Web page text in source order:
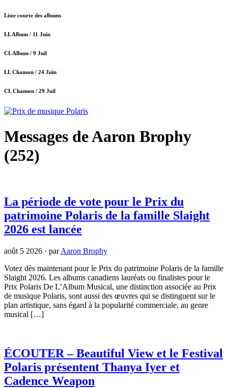
Liste courte des albums
LL Album / 11 Juin
CL Album / 9 Juil
LL Chanson / 24 Juin
CL Chanson / 29 Juil
Messages de Aaron Brophy
(252)
La période de vote pour le Prix du
patrimoine Polaris de la famille Slaight
2026 est lancée
août 5 2026 · parAaron Brophy
Votez dès maintenant pour le Prix du patrimoine Polaris de la famille
Slaight 2026. Les albums canadiens lauréats ou finalistes pour le
Prix Polaris De L’Album Musical, une distinction associée au Prix
de musique Polaris, sont aussi des œuvres qui se distinguent sur le
plan artistique, sans égard à la popularité commerciale, au genre
musical […]
ÉCOUTER – Beautiful View et le Festival
Polaris présentent Thanya Iyer et
Cadence Weapon